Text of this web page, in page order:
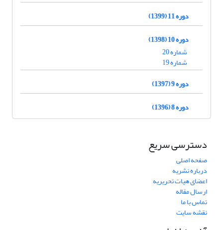
دوره 11 (1399)
دوره 10 (1398)
شماره 20
شماره 19
دوره 9 (1397)
دوره 8 (1396)
دسترسی سریع
صفحه اصلی
درباره نشریه
اعضای هیات تحریریه
ارسال مقاله
تماس با ما
نقشه سایت